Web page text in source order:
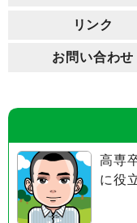
リンク
お問い合わせ
高専
に役